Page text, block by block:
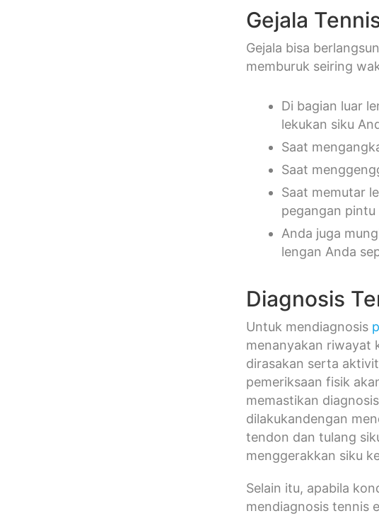
Gejala
Gejala bisa
memburuk seiring
Di bagian luar
lekukan siku
Saat
Saat
Saat memutar
pegangan pintu
Anda juga
lengan Anda
Diagnosis
Untuk mendiagnosis
menanyakan riwayat
dirasakan serta
pemeriksaan fisik
memastikan
dilakukandengan
tendon dan tulang
menggerakkan siku
Selain itu, apabila
mendiagnosis tennis